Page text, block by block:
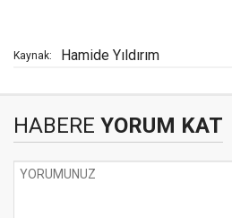
Kaynak: Hamide Yıldırım
HABERE YORUM KAT